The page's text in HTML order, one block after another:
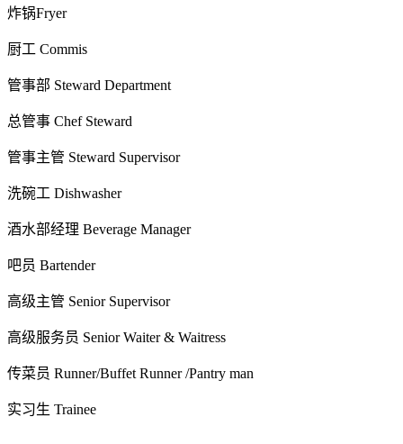
炸锅Fryer
厨工 Commis
管事部 Steward Department
总管事 Chef Steward
管事主管 Steward Supervisor
洗碗工 Dishwasher
酒水部经理 Beverage Manager
吧员 Bartender
高级主管 Senior Supervisor
高级服务员 Senior Waiter & Waitress
传菜员 Runner/Buffet Runner /Pantry man
实习生 Trainee